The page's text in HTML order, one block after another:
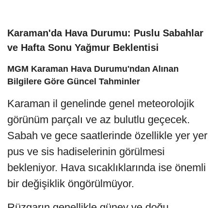
Karaman'da Hava Durumu: Puslu Sabahlar
ve Hafta Sonu Yağmur Beklentisi
MGM Karaman Hava Durumu'ndan Alınan
Bilgilere Göre Güncel Tahminler
Karaman il genelinde genel meteorolojik
görünüm parçalı ve az bulutlu geçecek.
Sabah ve gece saatlerinde özellikle yer yer
pus ve sis hadiselerinin görülmesi
bekleniyor. Hava sıcaklıklarında ise önemli
bir değişiklik öngörülmüyor.